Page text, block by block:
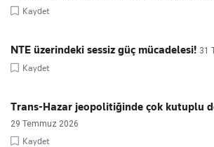
Kaydet
NTE üzerindeki sessiz güç mücadelesi! 31
Kaydet
Trans-Hazar jeopolitiğinde çok kutuplu
29 Temmuz 2026
Kaydet